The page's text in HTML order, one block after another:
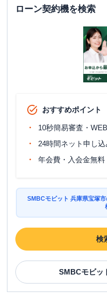
ローン契約機を検索
おすすめポイント
10秒簡易審査・
24時間ネット申し込
年会費・入会金無料
SMBCモビット 兵庫県宝塚
検
SMBCモビッ